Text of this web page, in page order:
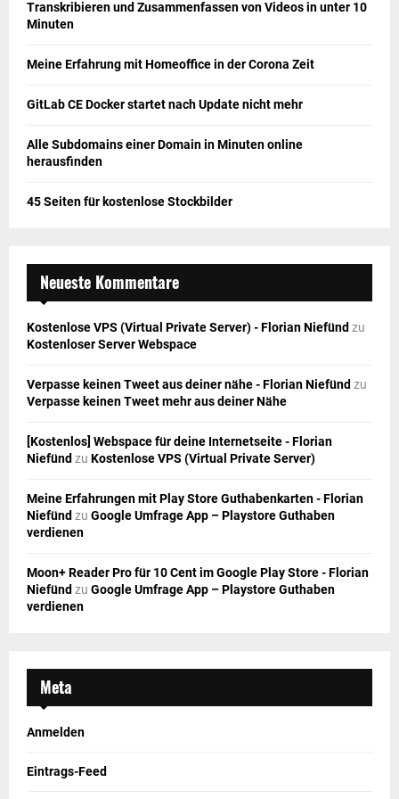
Transkribieren und Zusammenfassen von Videos in unter 10
Minuten
Meine Erfahrung mit Homeoffice in der Corona Zeit
GitLab CE Docker startet nach Update nicht mehr
Alle Subdomains einer Domain in Minuten online
herausfinden
45 Seiten für kostenlose Stockbilder
Neueste Kommentare
Kostenlose VPS (Virtual Private Server) - Florian Niefünd zu
Kostenloser Server Webspace
Verpasse keinen Tweet aus deiner nähe - Florian Niefünd zu
Verpasse keinen Tweet mehr aus deiner Nähe
[Kostenlos] Webspace für deine Internetseite - Florian
Niefünd zu Kostenlose VPS (Virtual Private Server)
Meine Erfahrungen mit Play Store Guthabenkarten - Florian
Niefünd zu Google Umfrage App – Playstore Guthaben
verdienen
Moon+ Reader Pro für 10 Cent im Google Play Store - Florian
Niefünd zu Google Umfrage App – Playstore Guthaben
verdienen
Meta
Anmelden
Eintrags-Feed